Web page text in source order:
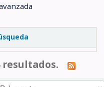
resultados.